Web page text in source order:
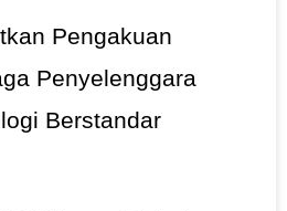
Pengakuan
Penyelenggara
Berstandar